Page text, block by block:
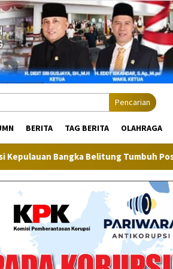
Pencarian
BERITA TAG BERITA OLAHRAGA
Tumbuh Positif Inflasi